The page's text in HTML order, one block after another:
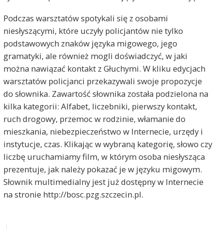
Podczas warsztatów spotykali się z osobami
niesłyszącymi, które uczyły policjantów nie tylko
podstawowych znaków języka migowego, jego
gramatyki, ale również mogli doświadczyć, w jaki
można nawiązać kontakt z Głuchymi. W kliku edycjach
warsztatów policjanci przekazywali swoje propozycje
do słownika. Zawartość słownika została podzielona na
kilka kategorii: Alfabet, liczebniki, pierwszy kontakt,
ruch drogowy, przemoc w rodzinie, włamanie do
mieszkania, niebezpieczeństwo w Internecie, urzędy i
instytucje, czas. Klikając w wybraną kategorię, słowo czy
liczbę uruchamiamy film, w którym osoba niesłysząca
prezentuje, jak należy pokazać je w języku migowym.
Słownik multimedialny jest już dostępny w Internecie
na stronie http://bosc.pzg.szczecin.pl.